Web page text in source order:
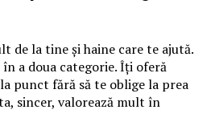
de la tine și haine care te ajută.
a doua categorie. Îți oferă
punct fără să te oblige la prea
sincer, valorează mult în